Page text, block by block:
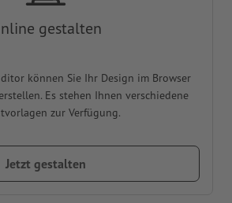
gestalten
können Sie Ihr Design im Browser
Es stehen Ihnen verschiedene
zur Verfügung.
Jetzt gestalten